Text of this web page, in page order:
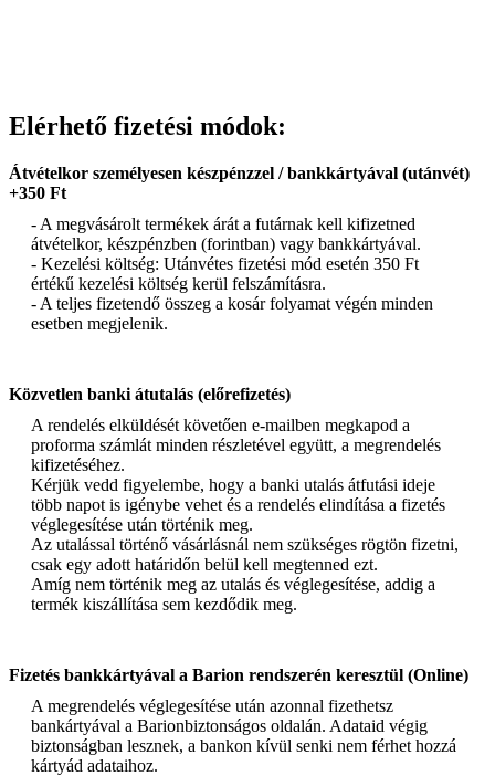
Elérhető fizetési módok:
Átvételkor személyesen készpénzzel / bankkártyával (utánvét)
+350 Ft
- A megvásárolt termékek árát a futárnak kell kifizetned
átvételkor, készpénzben (forintban) vagy bankkártyával.
- Kezelési költség: Utánvétes fizetési mód esetén 350 Ft
értékű kezelési költség kerül felszámításra.
- A teljes fizetendő összeg a kosár folyamat végén minden
esetben megjelenik.
Közvetlen banki átutalás (előrefizetés)
A rendelés elküldését követően e-mailben megkapod a
proforma számlát minden részletével együtt, a megrendelés
kifizetéséhez.
Kérjük vedd figyelembe, hogy a banki utalás átfutási ideje
több napot is igénybe vehet és a rendelés elindítása a fizetés
véglegesítése után történik meg.
Az utalással történő vásárlásnál nem szükséges rögtön fizetni,
csak egy adott határidőn belül kell megtenned ezt.
Amíg nem történik meg az utalás és véglegesítése, addig a
termék kiszállítása sem kezdődik meg.
Fizetés bankkártyával a Barion rendszerén keresztül (Online)
A megrendelés véglegesítése után azonnal fizethetsz
bankártyával a Barionbiztonságos oldalán. Adataid végig
biztonságban lesznek, a bankon kívül senki nem férhet hozzá
kártyád adataihoz.